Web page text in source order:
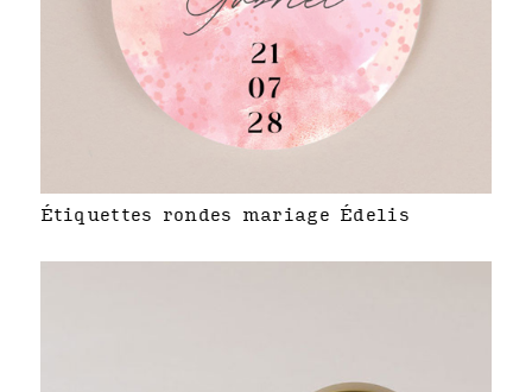
Étiquettes rondes mariage Édelis